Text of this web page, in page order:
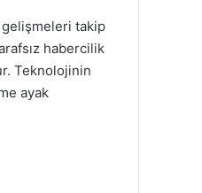
gelişmeleri takip
habercilik
Teknolojinin
ayak